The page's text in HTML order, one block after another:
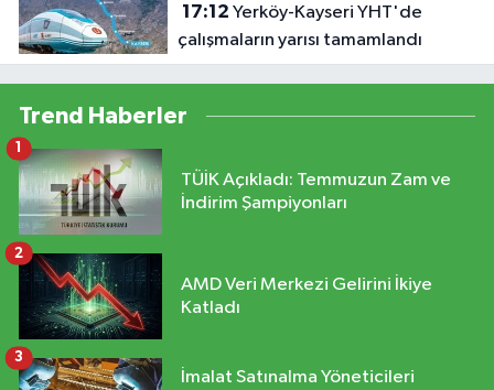
17:12
çalışmaların yarısı tamamlandı
Trend Haberler
TÜİK Açıkladı: Temmuzun Zam ve
İndirim Şampiyonları
1
AMD Veri Merkezi Gelirini İkiye
Katladı
2
İmalat Satınalma Yöneticileri
3